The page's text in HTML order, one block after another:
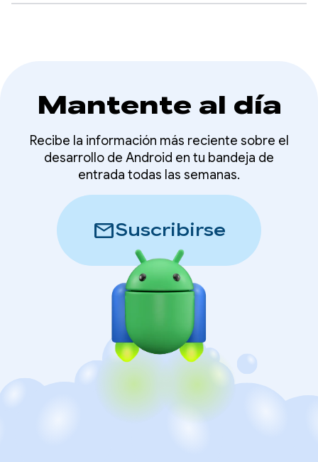
Mantente al día
Recibe la información más reciente sobre el
desarrollo de Android en tu bandeja de
entrada todas las semanas.
mailSuscribirse